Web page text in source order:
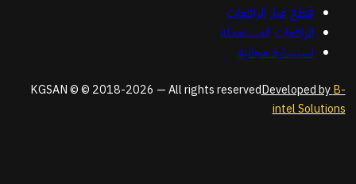
قطع غيار الرافعات
الرافعات المستعملة
استشارة مجانية
KGSAN © © 2018-2026 — All rights reservedDeveloped byB-
intel Solutions